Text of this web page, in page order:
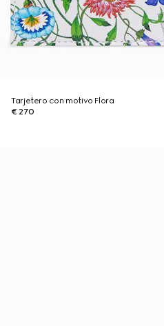
Tarjetero con motivo Flora
€ 270